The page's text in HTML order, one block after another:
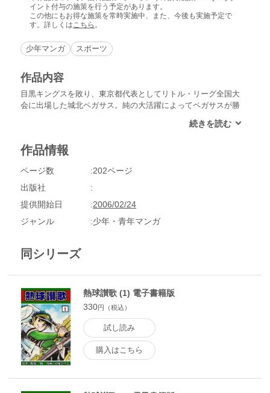
イント付与の施策を行う予定があります。
この他にもお得な施策を常時実施中、また、今後も実施予定で
す。詳しくはこちら 。
少年マンガ スポーツ
作品内容
目黒キングスを敗り、東京都代表としてリトル・リーグ全国大
会に出場した城北ペガサス。純の大活躍によってペガサスが勝
作品情報
ページ数
202ページ
出版社
提供開始日
2006/02/24
ジャンル
少年・青年マンガ
同シリーズ
熱球讃歌 (1) 電子書籍版
330円（税込）
試し読み
購入はこちら